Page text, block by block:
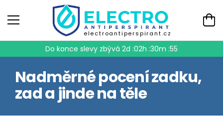
electroantiperspirant.cz
Do konce slevy zbývá 2d :02h :30m :55
Nadměrné pocení zadku,
zad a jinde na těle